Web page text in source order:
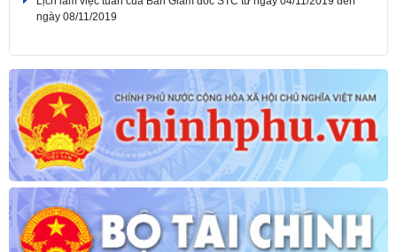
ngày 08/11/2019